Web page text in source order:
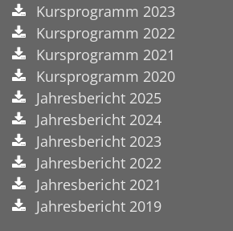
Kursprogramm 2023
Kursprogramm 2022
Kursprogramm 2021
Kursprogramm 2020
Jahresbericht 2025
Jahresbericht 2024
Jahresbericht 2023
Jahresbericht 2022
Jahresbericht 2021
Jahresbericht 2019